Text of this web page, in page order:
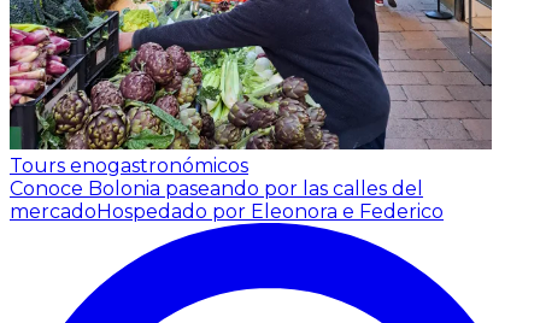
Tours enogastronómicos
Conoce Bolonia paseando por las calles del
mercadoHospedado por Eleonora e Federico